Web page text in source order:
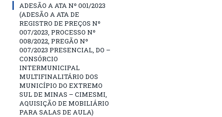
ADESÃO A ATA Nº 001/2023
(ADESÃO A ATA DE
REGISTRO DE PREÇOS Nº
007/2023, PROCESSO Nº
008/2022, PREGÃO Nº
007/2023 PRESENCIAL, DO –
CONSÓRCIO
INTERMUNICIPAL
MULTIFINALITÁRIO DOS
MUNICÍPIO DO EXTREMO
SUL DE MINAS – CIMESMI,
AQUISIÇÃO DE MOBILIÁRIO
PARA SALAS DE AULA)